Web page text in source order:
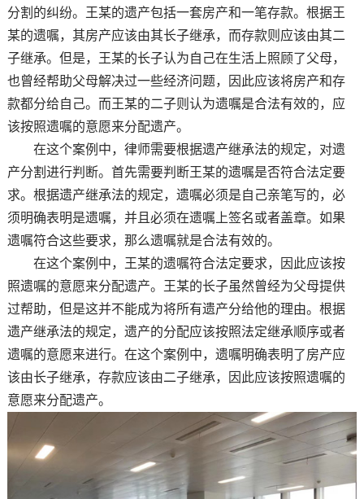
分割的纠纷。王某的遗产包括一套房产和一笔存款。根据王
某的遗嘱，其房产应该由其长子继承，而存款则应该由其二
子继承。但是，王某的长子认为自己在生活上照顾了父母，
也曾经帮助父母解决过一些经济问题，因此应该将房产和存
款都分给自己。而王某的二子则认为遗嘱是合法有效的，应
该按照遗嘱的意愿来分配遗产。
在这个案例中，律师需要根据遗产继承法的规定，对遗
产分割进行判断。首先需要判断王某的遗嘱是否符合法定要
求。根据遗产继承法的规定，遗嘱必须是自己亲笔写的，必
须明确表明是遗嘱，并且必须在遗嘱上签名或者盖章。如果
遗嘱符合这些要求，那么遗嘱就是合法有效的。
在这个案例中，王某的遗嘱符合法定要求，因此应该按
照遗嘱的意愿来分配遗产。王某的长子虽然曾经为父母提供
过帮助，但是这并不能成为将所有遗产分给他的理由。根据
遗产继承法的规定，遗产的分配应该按照法定继承顺序或者
遗嘱的意愿来进行。在这个案例中，遗嘱明确表明了房产应
该由长子继承，存款应该由二子继承，因此应该按照遗嘱的
意愿来分配遗产。